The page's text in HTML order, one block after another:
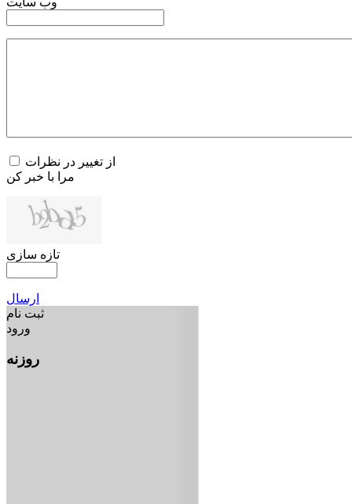
از تغییر در نظرات
مرا با خبر کن
تازه سازی
ارسال
ثبت نام
ورود
روزنه